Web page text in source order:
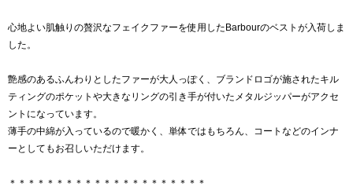
心地よい肌触りの贅沢なフェイクファーを使用したBarbourのベストが入荷しま
した。
艶感のあるふんわりとしたファーが大人っぽく、ブランドロゴが施されたキル
ティングのポケットや大きなリングの引き手が付いたメタルジッパーがアクセ
ントになっています。
薄手の中綿が入っているので暖かく、単体ではもちろん、コートなどのインナ
ーとしてもお召しいただけます。
＊＊＊＊＊＊＊＊＊＊＊＊＊＊＊＊＊＊＊＊＊